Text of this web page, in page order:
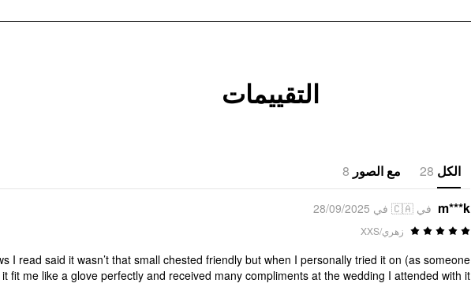
نوع النمط: زهري
التقييمات
الكل 28 مع الصور 8
m***k في 🇨🇦 في 28/09/2025
زهري/XXS
I read said it wasn’t that small chested friendly but when I personally tried it on (as someone
me like a glove perfectly and received many compliments at the wedding I attended with it!!🤍🌸